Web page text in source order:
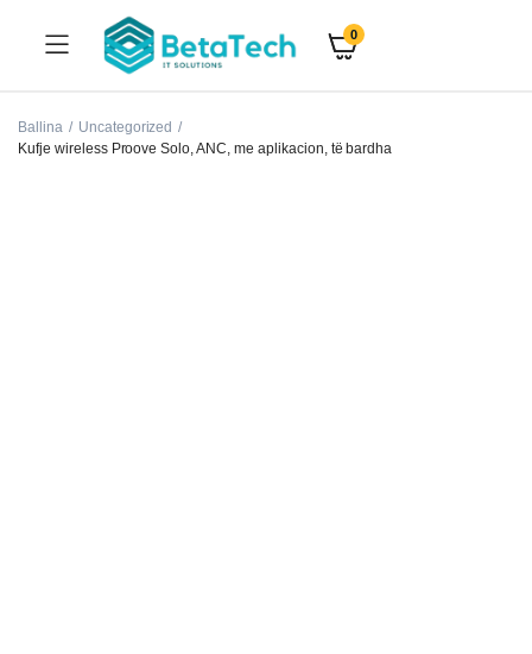
0
Ballina
Uncategorized
Kufje wireless Proove Solo, ANC, me aplikacion, të bardha